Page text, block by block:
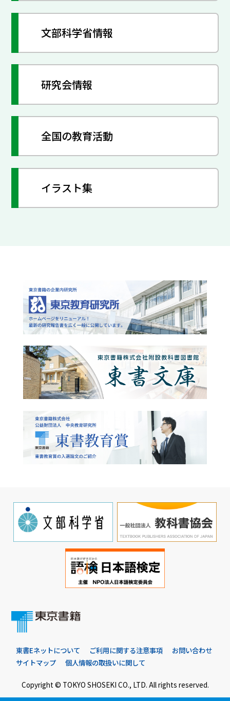
文部科学省情報
研究会情報
全国の教育活動
イラスト集
東書Eネットについて ご利用に関する注意事項
お問い合わせ
サイトマップ
個人情報の取扱いに関して
Copyright © TOKYO SHOSEKI CO., LTD. All rights reserved.